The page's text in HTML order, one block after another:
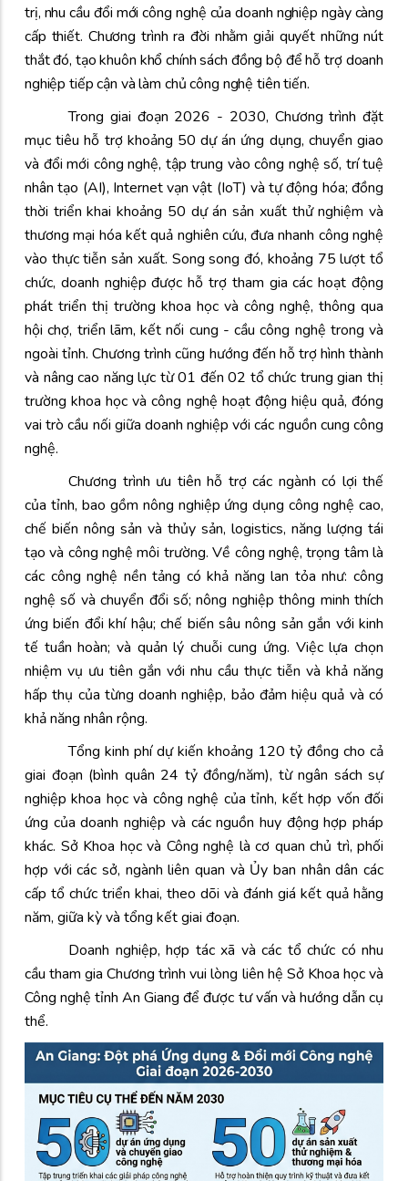
trị, nhu cầu đổi mới công nghệ của doanh nghiệp ngày càng
cấp thiết. Chương trình ra đời nhằm giải quyết những nút
thắt đó, tạo khuôn khổ chính sách đồng bộ để hỗ trợ doanh
nghiệp tiếp cận và làm chủ công nghệ tiên tiến.
Trong giai đoạn 2026 - 2030, Chương trình đặt
mục tiêu hỗ trợ khoảng 50 dự án ứng dụng, chuyển giao
và đổi mới công nghệ, tập trung vào công nghệ số, trí tuệ
nhân tạo (AI), Internet vạn vật (IoT) và tự động hóa; đồng
thời triển khai khoảng 50 dự án sản xuất thử nghiệm và
thương mại hóa kết quả nghiên cứu, đưa nhanh công nghệ
vào thực tiễn sản xuất. Song song đó, khoảng 75 lượt tổ
chức, doanh nghiệp được hỗ trợ tham gia các hoạt động
phát triển thị trường khoa học và công nghệ, thông qua
hội chợ, triển lãm, kết nối cung - cầu công nghệ trong và
ngoài tỉnh. Chương trình cũng hướng đến hỗ trợ hình thành
và nâng cao năng lực từ 01 đến 02 tổ chức trung gian thị
trường khoa học và công nghệ hoạt động hiệu quả, đóng
vai trò cầu nối giữa doanh nghiệp với các nguồn cung công
nghệ.
Chương trình ưu tiên hỗ trợ các ngành có lợi thế
của tỉnh, bao gồm nông nghiệp ứng dụng công nghệ cao,
chế biến nông sản và thủy sản, logistics, năng lượng tái
tạo và công nghệ môi trường. Về công nghệ, trọng tâm là
các công nghệ nền tảng có khả năng lan tỏa như: công
nghệ số và chuyển đổi số; nông nghiệp thông minh thích
ứng biến đổi khí hậu; chế biến sâu nông sản gắn với kinh
tế tuần hoàn; và quản lý chuỗi cung ứng. Việc lựa chọn
nhiệm vụ ưu tiên gắn với nhu cầu thực tiễn và khả năng
hấp thụ của từng doanh nghiệp, bảo đảm hiệu quả và có
khả năng nhân rộng.
Tổng kinh phí dự kiến khoảng 120 tỷ đồng cho cả
giai đoạn (bình quân 24 tỷ đồng/năm), từ ngân sách sự
nghiệp khoa học và công nghệ của tỉnh, kết hợp vốn đối
ứng của doanh nghiệp và các nguồn huy động hợp pháp
khác. Sở Khoa học và Công nghệ là cơ quan chủ trì, phối
hợp với các sở, ngành liên quan và Ủy ban nhân dân các
cấp tổ chức triển khai, theo dõi và đánh giá kết quả hằng
năm, giữa kỳ và tổng kết giai đoạn.
Doanh nghiệp, hợp tác xã và các tổ chức có nhu
cầu tham gia Chương trình vui lòng liên hệ Sở Khoa học và
Công nghệ tỉnh An Giang để được tư vấn và hướng dẫn cụ
thể.